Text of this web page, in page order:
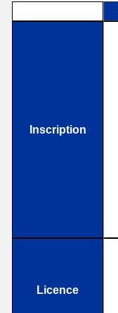
Inscription
Licence